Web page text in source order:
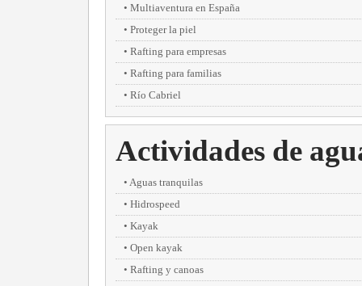
Multiaventura en España
Proteger la piel
Rafting para empresas
Rafting para familias
Río Cabriel
Actividades de
Aguas tranquilas
Hidrospeed
Kayak
Open kayak
Rafting y canoas